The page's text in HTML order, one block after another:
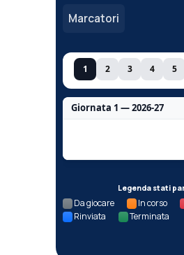
Marcatori
1 2 3 4 5
Giornata 1 — 2026-27
Legenda stati
Da giocare In corso
Rinviata
Terminata